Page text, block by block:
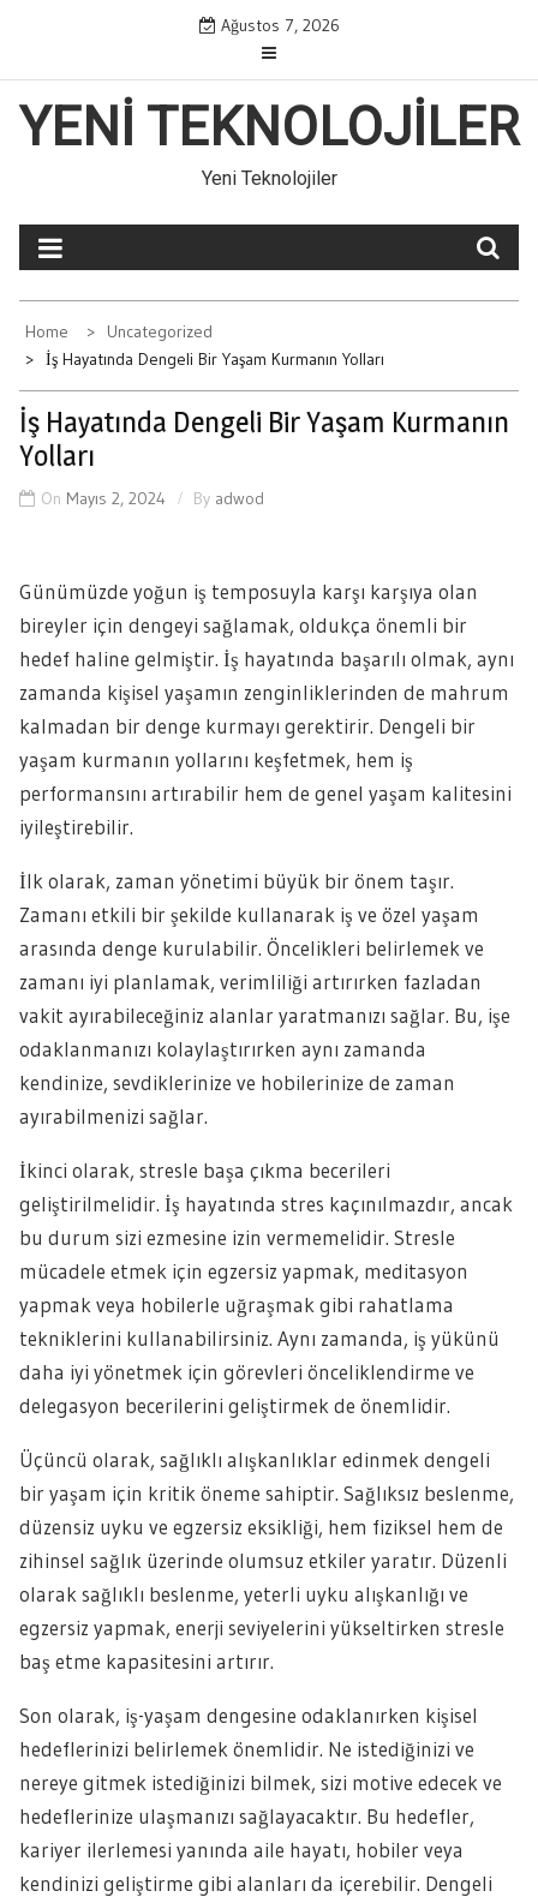
content
Ağustos 7, 2026
YENI TEKNOLOJILER
Yeni Teknolojiler
Home
Uncategorized
İş Hayatında Dengeli Bir Yaşam Kurmanın Yolları
İş Hayatında Dengeli Bir Yaşam Kurmanın
Yolları
On Mayıs 2, 2024 By adwod
Günümüzde yoğun iş temposuyla karşı karşıya olan
bireyler için dengeyi sağlamak, oldukça önemli bir
hedef haline gelmiştir. İş hayatında başarılı olmak, aynı
zamanda kişisel yaşamın zenginliklerinden de mahrum
kalmadan bir denge kurmayı gerektirir. Dengeli bir
yaşam kurmanın yollarını keşfetmek, hem iş
performansını artırabilir hem de genel yaşam kalitesini
iyileştirebilir.
İlk olarak, zaman yönetimi büyük bir önem taşır.
Zamanı etkili bir şekilde kullanarak iş ve özel yaşam
arasında denge kurulabilir. Öncelikleri belirlemek ve
zamanı iyi planlamak, verimliliği artırırken fazladan
vakit ayırabileceğiniz alanlar yaratmanızı sağlar. Bu, işe
odaklanmanızı kolaylaştırırken aynı zamanda
kendinize, sevdiklerinize ve hobilerinize de zaman
ayırabilmenizi sağlar.
İkinci olarak, stresle başa çıkma becerileri
geliştirilmelidir. İş hayatında stres kaçınılmazdır, ancak
bu durum sizi ezmesine izin vermemelidir. Stresle
mücadele etmek için egzersiz yapmak, meditasyon
yapmak veya hobilerle uğraşmak gibi rahatlama
tekniklerini kullanabilirsiniz. Aynı zamanda, iş yükünü
daha iyi yönetmek için görevleri önceliklendirme ve
delegasyon becerilerini geliştirmek de önemlidir.
Üçüncü olarak, sağlıklı alışkanlıklar edinmek dengeli
bir yaşam için kritik öneme sahiptir. Sağlıksız beslenme,
düzensiz uyku ve egzersiz eksikliği, hem fiziksel hem de
zihinsel sağlık üzerinde olumsuz etkiler yaratır. Düzenli
olarak sağlıklı beslenme, yeterli uyku alışkanlığı ve
egzersiz yapmak, enerji seviyelerini yükseltirken stresle
baş etme kapasitesini artırır.
Son olarak, iş-yaşam dengesine odaklanırken kişisel
hedeflerinizi belirlemek önemlidir. Ne istediğinizi ve
nereye gitmek istediğinizi bilmek, sizi motive edecek ve
hedeflerinize ulaşmanızı sağlayacaktır. Bu hedefler,
kariyer ilerlemesi yanında aile hayatı, hobiler veya
kendinizi geliştirme gibi alanları da içerebilir. Dengeli